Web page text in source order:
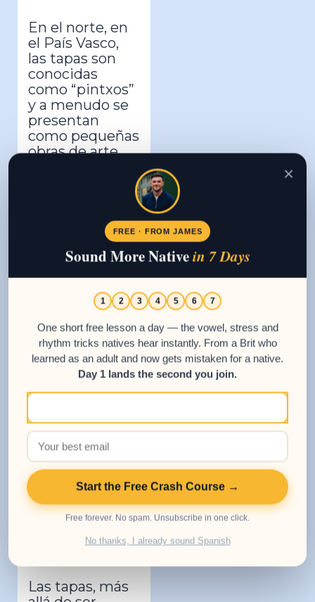
En el norte, en
el País Vasco,
las tapas son
conocidas
como “pintxos”
y a menudo se
presentan
como pequeñas
obras de arte,
En Andalucía, al
sur, las tapas
pueden incluir
todo, desde
frescos hasta
variedades de
jamón ibérico y
quesos locales.
regional no solo
enriquece la
tradición de las
tapas, sino que
también refleja
la rica
diversidad
cultural de
Las tapas, más
×
FREE · FROM JAMES
Sound More Nativein 7 Days
1 2 3 4 5 6 7
One short free lesson a day — the vowel, stress and
rhythm tricks natives hear instantly. From a Brit who
learned as an adult and now gets mistaken for a native.
Day 1 lands the second you join.
Start the Free Crash Course →
Free forever. No spam. Unsubscribe in one click.
No thanks, I already sound Spanish